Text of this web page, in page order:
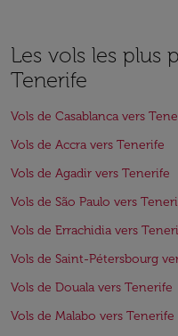
Les vols les plus
Tenerife
Vols de Casablanca vers
Vols de Accra vers Tenerife
Vols de Agadir vers Tenerife
Vols de São Paulo vers
Vols de Errachidia vers
Vols de Saint-Pétersbourg
Vols de Douala vers Tenerife
Vols de Malabo vers Tenerife